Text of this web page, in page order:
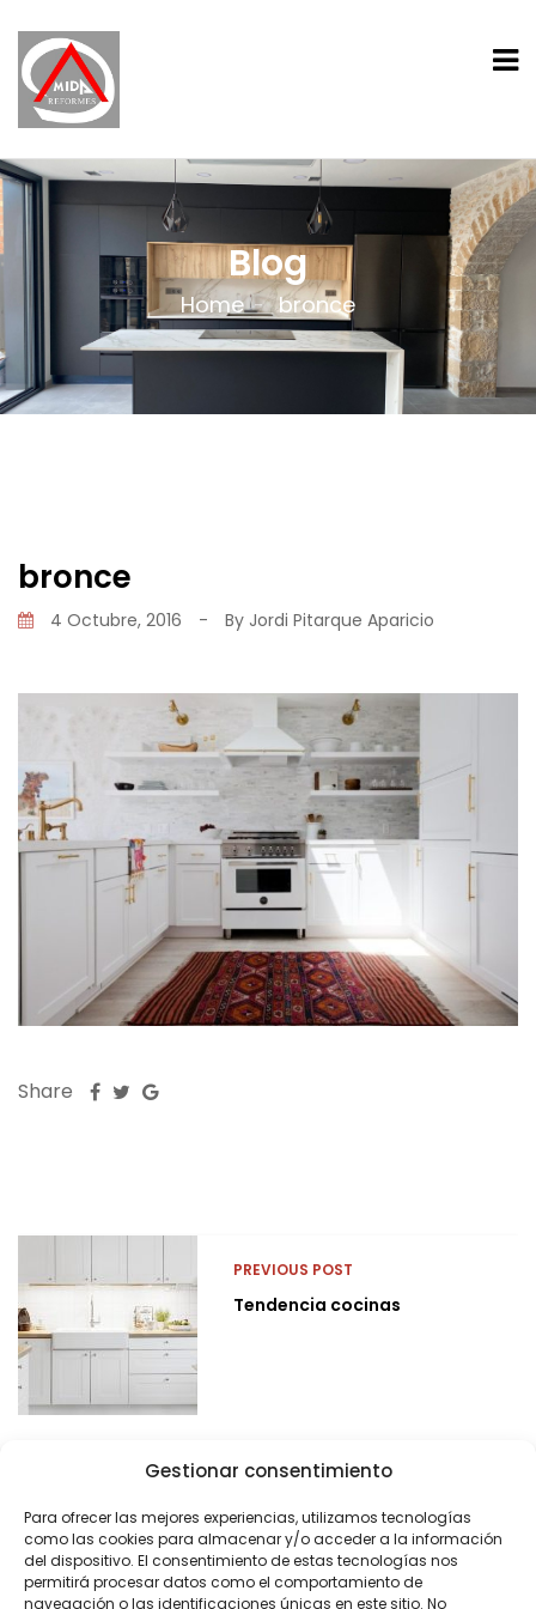
Gestionar consentimiento
Para ofrecer las mejores experiencias, utilizamos tecnologías
como las cookies para almacenar y/o acceder a la información
del dispositivo. El consentimiento de estas tecnologías nos
permitirá procesar datos como el comportamiento de
navegación o las identificaciones únicas en este sitio. No
Blog
Home bronce
bronce
4 Octubre, 2016 - By Jordi Pitarque Aparicio
Share
PREVIOUS POST
Tendencia cocinas